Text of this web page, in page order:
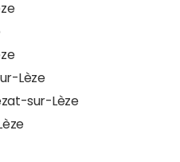
Lèze
sur-Lèze